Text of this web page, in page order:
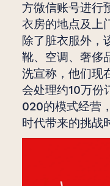
方微信账号进行
衣房的地点及上
除了脏衣服外，
靴、空调、奢侈
洗宣称，他们现
会处理约10万份
020的模式经营
时代带来的挑战